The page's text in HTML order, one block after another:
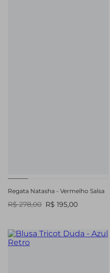
Regata Natasha - Vermelho Salsa
R$ 278,00 R$ 195,00